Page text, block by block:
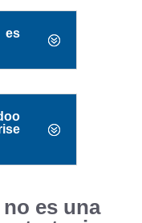
es una